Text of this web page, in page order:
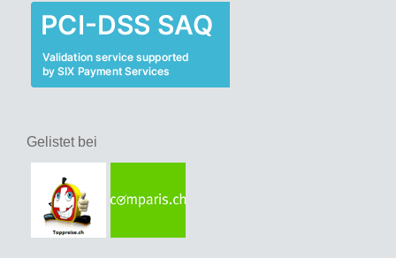
Gelistet bei